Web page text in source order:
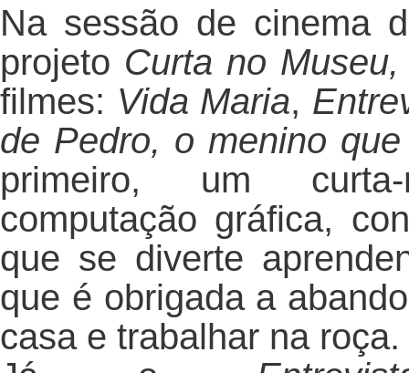
Na sessão de cinema
projeto Curta no
filmes: Vida Maria,
de Pedro, o menino
primeiro, um curta-
computação gráfica,
que se diverte
que é obrigada a
casa e trabalhar na roça.